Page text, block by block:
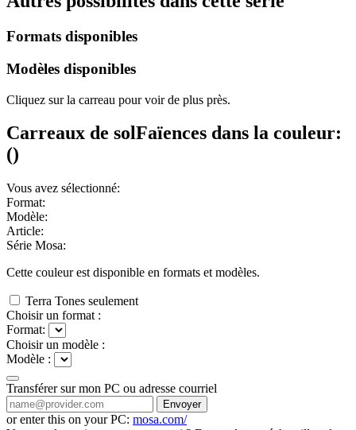
Formats disponibles
Modèles disponibles
Cliquez sur la carreau pour voir de plus près.
Carreaux de solFaïences dans la couleur:
()
Vous avez sélectionné:
Format:
Modèle:
Article:
Série Mosa:
Cette couleur est disponible en formats et modèles.
Terra Tones seulement
Choisir un format :
Format:
Choisir un modèle :
Modèle :
Transférer sur mon PC ou adresse courriel
Envoyer
or enter this on your PC: mosa.com/